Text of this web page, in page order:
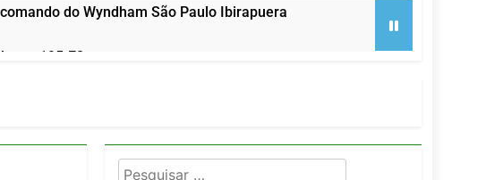
do Wyndham São Paulo Ibirapuera
195-E2
investimentos e fortalece infraestrutura
Pesquisar